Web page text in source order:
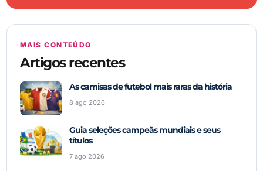
MAIS CONTEÚDO
Artigos recentes
As camisas de futebol mais raras da história
8 ago 2026
Guia seleções campeãs mundiais e seus
títulos
7 ago 2026